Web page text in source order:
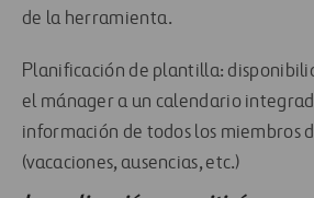
de la herramienta.
Planificación de plantilla:
el mánager a un calendario
información de todos los miembros
(vacaciones, ausencias, etc.)